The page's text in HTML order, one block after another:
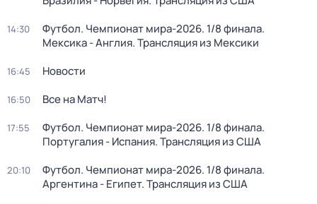
14:30
Футбол. Чемпионат мира-2026. 1/8 финала.
Мексика - Англия. Трансляция из Мексики
16:45 Новости
16:50 Все на Матч!
17:55
Футбол. Чемпионат мира-2026. 1/8 финала.
Португалия - Испания. Трансляция из США
20:10
Футбол. Чемпионат мира-2026. 1/8 финала.
Аргентина - Египет. Трансляция из США